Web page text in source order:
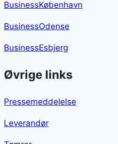
BusinessKøbenhavn
BusinessOdense
BusinessEsbjerg
Øvrige links
Pressemeddelelse
Leverandør